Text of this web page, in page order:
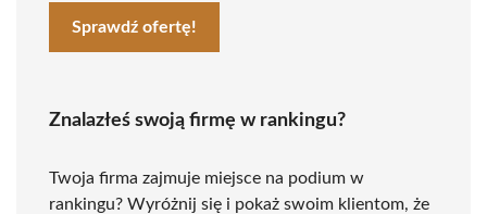
Sprawdź ofertę!
Znalazłeś swoją firmę w rankingu?
Twoja firma zajmuje miejsce na podium w
rankingu? Wyróżnij się i pokaż swoim klientom, że